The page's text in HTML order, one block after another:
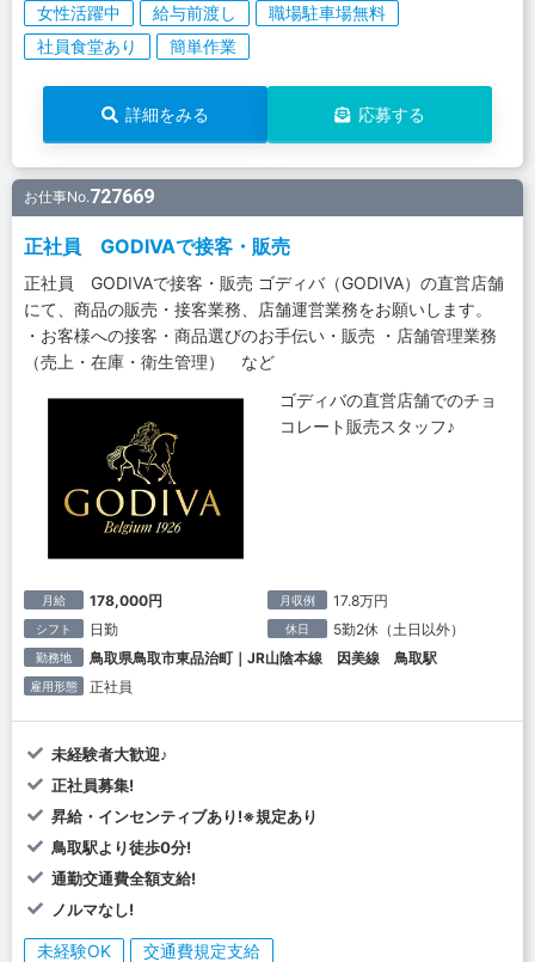
女性活躍中
給与前渡し
職場駐車場無料
社員食堂あり
簡単作業
詳細をみる 応募する
お仕事No.727669
正社員 GODIVAで接客・販売
正社員 GODIVAで接客・販売 ゴディバ（GODIVA）の直営店舗
にて、商品の販売・接客業務、店舗運営業務をお願いします。
・お客様への接客・商品選びのお手伝い・販売 ・店舗管理業務
（売上・在庫・衛生管理） など
ゴディバの直営店舗でのチョ
コレート販売スタッフ♪
月給 178,000円 月収例 17.8万円
シフト 日勤 休日 5勤2休（土日以外）
勤務地 鳥取県鳥取市東品治町｜JR山陰本線 因美線 鳥取駅
雇用形態 正社員
未経験者大歓迎♪
正社員募集!
昇給・インセンティブあり!※規定あり
鳥取駅より徒歩0分!
通勤交通費全額支給!
ノルマなし!
未経験OK
交通費規定支給